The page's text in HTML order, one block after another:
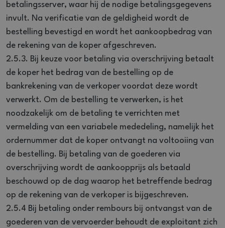
betalingsserver, waar hij de nodige betalingsgegevens
invult. Na verificatie van de geldigheid wordt de
bestelling bevestigd en wordt het aankoopbedrag van
de rekening van de koper afgeschreven.
2.5.3. Bij keuze voor betaling via overschrijving betaalt
de koper het bedrag van de bestelling op de
bankrekening van de verkoper voordat deze wordt
verwerkt. Om de bestelling te verwerken, is het
noodzakelijk om de betaling te verrichten met
vermelding van een variabele mededeling, namelijk het
ordernummer dat de koper ontvangt na voltooiing van
de bestelling. Bij betaling van de goederen via
overschrijving wordt de aankoopprijs als betaald
beschouwd op de dag waarop het betreffende bedrag
op de rekening van de verkoper is bijgeschreven.
2.5.4 Bij betaling onder rembours bij ontvangst van de
goederen van de vervoerder behoudt de exploitant zich